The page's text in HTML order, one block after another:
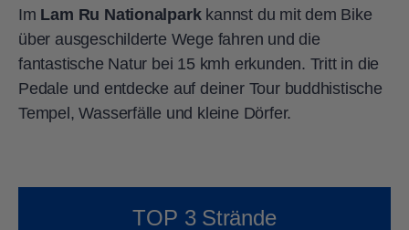
Im Lam Ru Nationalparkkannst du mit dem Bike
über ausgeschilderte Wege fahren und die
fantastische Natur bei 15 kmh erkunden. Tritt in die
Pedale und entdecke auf deiner Tour buddhistische
Tempel, Wasserfälle und kleine Dörfer.
TOP 3 Strände